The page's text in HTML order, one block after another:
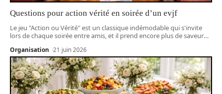
Questions pour action vérité en soirée d’un evjf
Le jeu "Action ou Vérité" est un classique indémodable qui s'invite
lors de chaque soirée entre amis, et il prend encore plus de saveur…
Organisation 21 juin 2026